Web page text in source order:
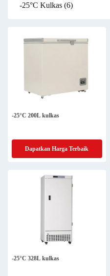
-25°C Kulkas (6)
-25°C 200L kulkas
Dapatkan Harga Terbaik
-25°C 328L kulkas